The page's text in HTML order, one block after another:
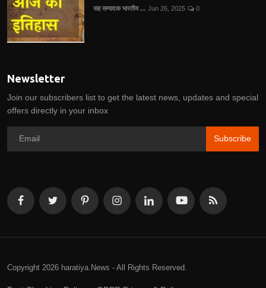
सह सम्पादक भारतीय ... Jun 26, 2025 0
Newsletter
Join our subscribers list to get the latest news, updates and special
offers directly in your inbox
Subscribe
Copyright 2026 haratiya.News - All Rights Reserved.